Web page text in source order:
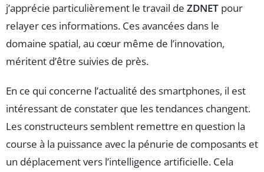
j’apprécie particulièrement le travail de ZDNET pour
relayer ces informations. Ces avancées dans le
domaine spatial, au cœur même de l’innovation,
méritent d’être suivies de près.
En ce qui concerne l’actualité des smartphones, il est
intéressant de constater que les tendances changent.
Les constructeurs semblent remettre en question la
course à la puissance avec la pénurie de composants et
un déplacement vers l’intelligence artificielle. Cela